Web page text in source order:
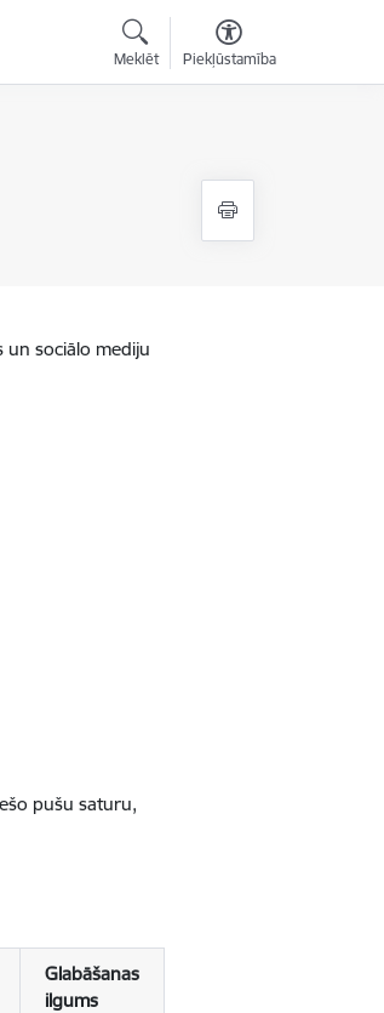
Meklēt Piekļūstamība
un sociālo mediju
pušu saturu,
Glabāšanas
ilgums